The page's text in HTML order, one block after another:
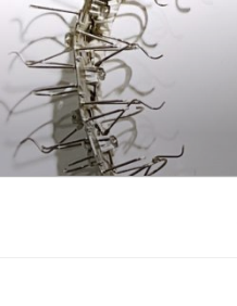
Zum
Inhalt
springen